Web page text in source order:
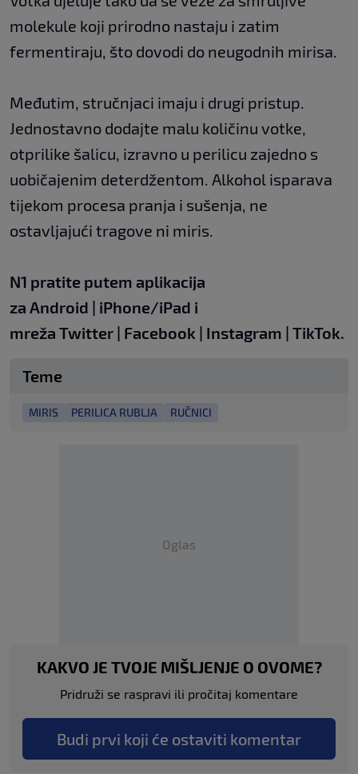
molekule koji prirodno nastaju i zatim
fermentiraju, što dovodi do neugodnih mirisa.
Međutim, stručnjaci imaju i drugi pristup.
Jednostavno dodajte malu količinu votke,
otprilike šalicu, izravno u perilicu zajedno s
uobičajenim deterdžentom. Alkohol isparava
tijekom procesa pranja i sušenja, ne
ostavljajući tragove ni miris.
N1 pratite putem aplikacija
za Android | iPhone/iPad i
mreža Twitter | Facebook | Instagram | TikTok.
Teme
MIRIS PERILICA RUBLJA RUČNICI
Oglas
KAKVO JE TVOJE MIŠLJENJE O OVOME?
Pridruži se raspravi ili pročitaj komentare
Budi prvi koji će ostaviti komentar